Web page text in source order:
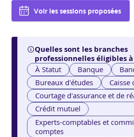
Voir les sessions proposées
Quelles sont les branches
professionnelles éligibles
À Statut Banque
Bureaux d'études
Caisse
Courtage d'assurance et de
Crédit mutuel
Experts-comptables et
comptes